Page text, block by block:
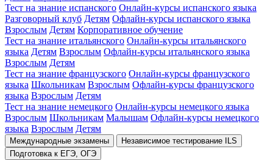
Тест на знание испанского Онлайн-курсы испанского языка
Разговорный клуб Детям Офлайн-курсы испанского языка
Взрослым Детям Корпоративное обучение
Тест на знание итальянского Онлайн-курсы итальянского
языка Детям Взрослым Офлайн-курсы итальянского языка
Взрослым Детям
Тест на знание французского Онлайн-курсы французского
языка Школьникам Взрослым Офлайн-курсы французского
языка Взрослым Детям
Тест на знание немецкого Онлайн-курсы немецкого языка
Взрослым Школьникам Малышам Офлайн-курсы немецкого
языка Взрослым Детям
Международные экзамены
Независимое тестирование ILS
Подготовка к ЕГЭ, ОГЭ